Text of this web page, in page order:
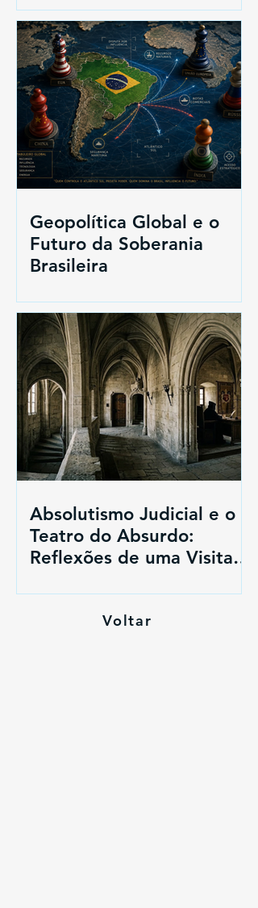
1938 ao Futuro do Brasil
Geopolítica Global e o
Futuro da Soberania
Brasileira
Absolutismo Judicial e o
Teatro do Absurdo:
Reflexões de uma Visita
Avignon
Voltar